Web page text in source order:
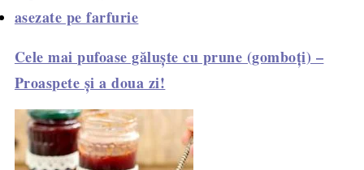
Cele mai pufoase găluște cu prune (gomboți) –
Proaspete și a doua zi!